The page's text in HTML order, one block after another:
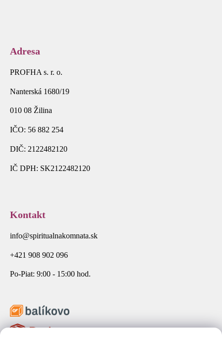
Adresa
PROFHA s. r. o.
Nanterská 1680/19
010 08 Žilina
IČO: 56 882 254
DIČ: 2122482120
IČ DPH: SK2122482120
Kontakt
info@spiritualnakomnata.sk
+421 908 902 096
Po-Piat: 9:00 - 15:00 hod.